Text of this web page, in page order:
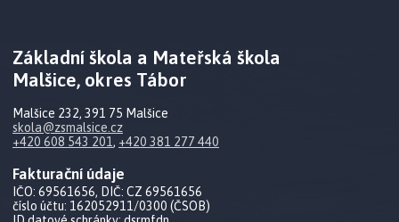
Základní škola a Mateřská škola
Malšice, okres Tábor
Malšice 232, 391 75 Malšice
skola@zsmalsice.cz
+420 608 543 201 , +420 381 277 440
Fakturační údaje
IČO: 69561656, DIČ: CZ 69561656
číslo účtu: 162052911/0300 (ČSOB)